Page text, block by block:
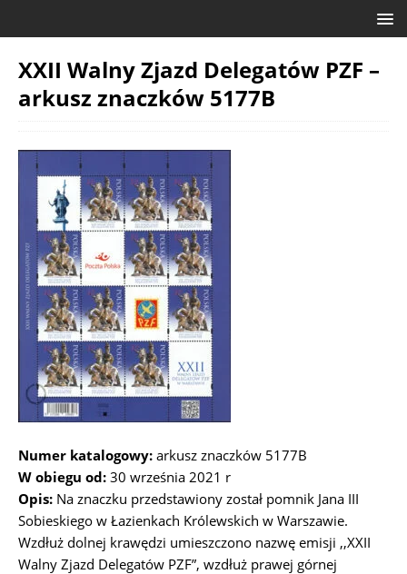
XXII Walny Zjazd Delegatów PZF –
arkusz znaczków 5177B
Numer katalogowy: arkusz znaczków 5177B
W obiegu od: 30 września 2021 r
Opis: Na znaczku przedstawiony został pomnik Jana III
Sobieskiego w Łazienkach Królewskich w Warszawie.
Wzdłuż dolnej krawędzi umieszczono nazwę emisji ,,XXII
Walny Zjazd Delegatów PZF”, wzdłuż prawej górnej